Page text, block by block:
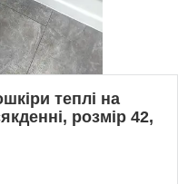
теплі на
розмір 42,